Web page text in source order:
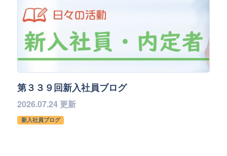
第３３９回新入社員ブログ
2026.07.24 更新
新入社員ブログ